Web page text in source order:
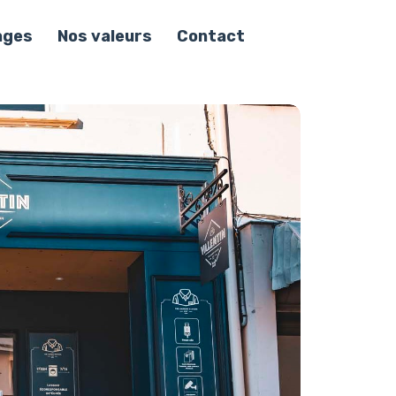
Nos valeurs Contact